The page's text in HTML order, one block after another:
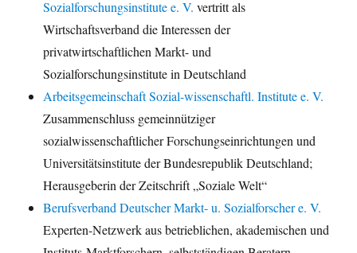
Sozialforschungsinstitute e. V. vertritt als
Wirtschaftsverband die Interessen der
privatwirtschaftlichen Markt- und
Sozialforschungsinstitute in Deutschland
Arbeitsgemeinschaft Sozial-wissenschaftl. Institute e. V.
Zusammenschluss gemeinnütziger
sozialwissenschaftlicher Forschungseinrichtungen und
Universitätsinstitute der Bundesrepublik Deutschland;
Herausgeberin der Zeitschrift „Soziale Welt“
Berufsverband Deutscher Markt- u. Sozialforscher e. V.
Experten-Netzwerk aus betrieblichen, akademischen und